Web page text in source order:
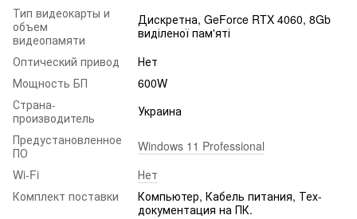
Тип видеокарты и
объем
видеопамяти
Дискретна, GeForce RTX 4060, 8Gb
виділеної пам'яті
Оптический привод
Нет
Мощность БП
600W
Страна-
производитель
Украина
Предустановленное
ПО
Windows 11 Professional
Wi-Fi
Нет
Комплект поставки
Компьютер, Кабель питания, Тех-
документация на ПК.